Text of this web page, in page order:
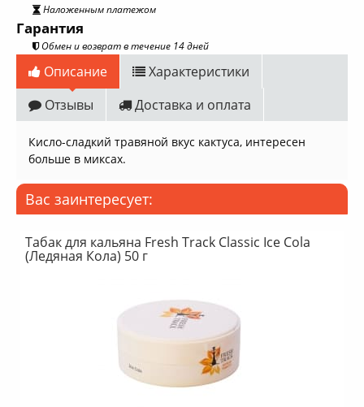
Наложенным платежом
Гарантия
Обмен и возврат в течение 14 дней
Описание
Характеристики
Отзывы
Доставка и оплата
Кисло-сладкий травяной вкус кактуса, интересен
больше в миксах.
Вас заинтересует:
Табак для кальяна Fresh Track Classic Ice Cola
(Ледяная Кола) 50 г